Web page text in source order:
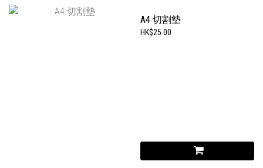
A4 切割墊
HK$25.00